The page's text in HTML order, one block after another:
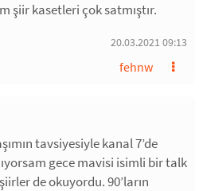
şiir kasetleri çok satmıştır.
20.03.2021 09:13
fehnw
tavsiyesiyle kanal 7’de
gece mavisi isimli bir talk
de okuyordu. 90’ların